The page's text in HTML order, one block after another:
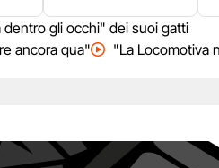
gli occhi" dei suoi gatti
ancora qua"
"La Locomotiva